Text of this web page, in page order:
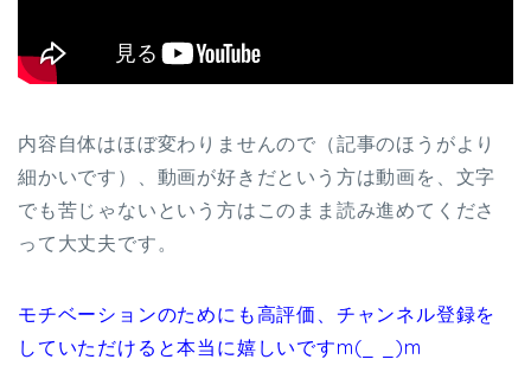
内容自体はほぼ変わりませんので（記事のほうがより
細かいです）、動画が好きだという方は動画を、文字
でも苦じゃないという方はこのまま読み進めてくださ
って大丈夫です。
モチベーションのためにも高評価、チャンネル登録を
していただけると本当に嬉しいですm(_ _)m